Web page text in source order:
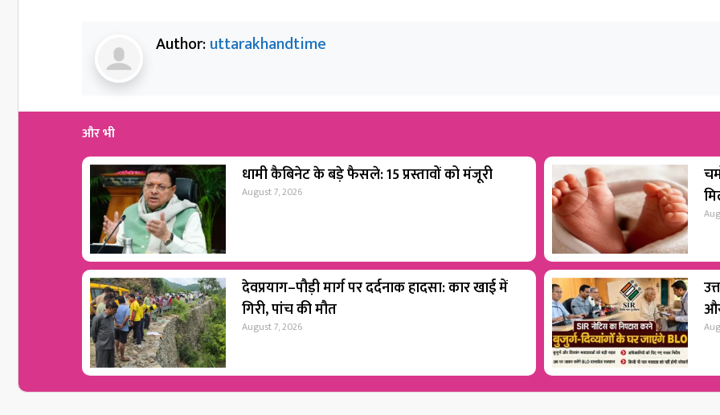
Author:uttarakhandtime
और भी
धामी कैबिनेट के बड़े फैसले: 15 प्रस्तावों को मंजूरी
August 7, 2026
देवप्रयाग–पौड़ी मार्ग पर दर्दनाक हादसा: कार खाई में
गिरी, पांच की मौत
August 7, 2026